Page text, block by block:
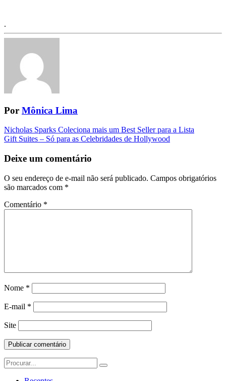
.
Por Mônica Lima
Navegação
da
Postagem
Nicholas Sparks Coleciona mais um Best Seller para a Lista
Gift Suites – Só para as Celebridades de Hollywood
Deixe um comentário
O seu endereço de e-mail não será publicado. Campos obrigatórios
são marcados com *
Comentário *
Nome *
E-mail *
Site
Search
for: